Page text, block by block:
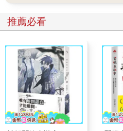
字詞、潤飾文句或讓文意更加清晰
字，別為了營造文學效果，提及或
讓文章晦澀難懂。要讓所述情節持
力。假使故事開始變得乏味，或者
藉敏銳的思緒來調整行文。
不要使用學術詞彙、外來語或行話
告訴讀者你有專業知識。你確實會
但要用日常英語描述它們，讓文章
這位聰明的朋友在解釋某件事情。
應有所隱暪。簡言之，你若不確定
推薦必看